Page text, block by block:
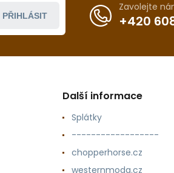
PŘIHLÁSIT
Zavolejte
+420
Další informace
Splátky
------------------
chopperhorse.cz
westernmoda.cz